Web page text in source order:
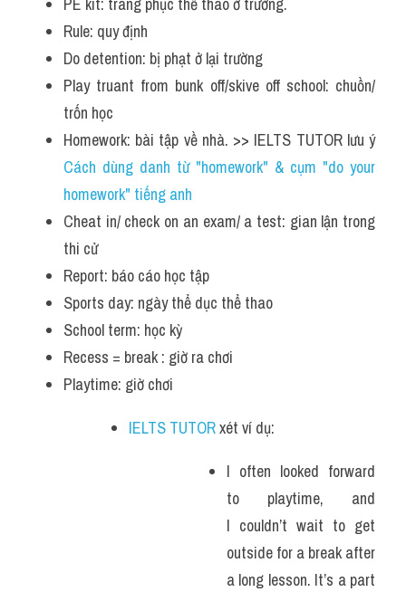
Rule: quy định
Do detention: bị phạt ở lại trường
Play truant from bunk off/skive off school: chuồn/
trốn học
Homework: bài tập về nhà. >> IELTS TUTOR lưu ý
Cách dùng danh từ "homework" & cụm "do your
homework" tiếng anh
Cheat in/ check on an exam/ a test: gian lận trong
thi cử
Report: báo cáo học tập
Sports day: ngày thể dục thể thao
School term: học kỳ
Recess = break : giờ ra chơi
Playtime: giờ chơi
IELTS TUTOR xét ví dụ:
I often looked forward
to playtime, and
I couldn’t wait to get
outside for a break after
a long lesson. It’s a part